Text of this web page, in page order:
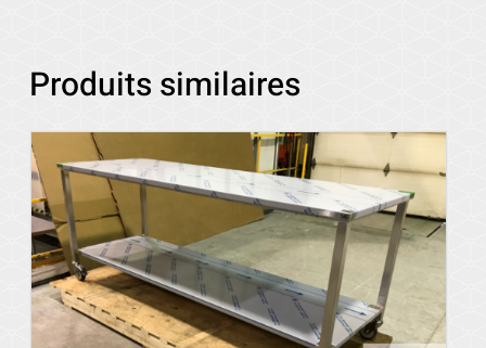
Produits similaires